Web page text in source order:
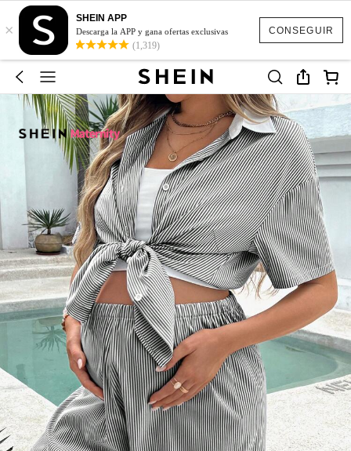
CONSEGUIR
×
SHEIN APP
Descarga la APP y gana ofertas exclusivas
(1,319)